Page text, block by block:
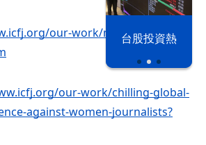
以色列 穹頂
台股投資熱
our-work/maria-ressa-big-
our-work/chilling-global-
against-women-journalists?